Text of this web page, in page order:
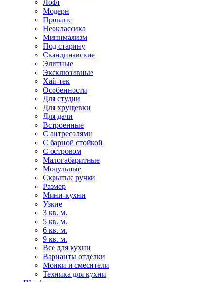
Лофт
Модерн
Прованс
Неоклассика
Минимализм
Под старину
Скандинавские
Элитные
Эксклюзивные
Хай-тек
Особенности
Для студии
Для хрущевки
Для дачи
Встроенные
С антресолями
С барной стойкой
С островом
Малогабаритные
Модульные
Скрытые ручки
Размер
Мини-кухни
Узкие
3 кв. м.
5 кв. м.
6 кв. м.
9 кв. м.
Все для кухни
Варианты отделки
Мойки и смесители
Техника для кухни